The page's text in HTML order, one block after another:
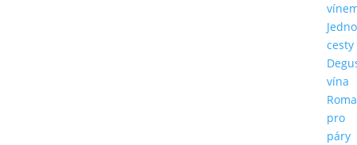
cesty
vína
pro
páry